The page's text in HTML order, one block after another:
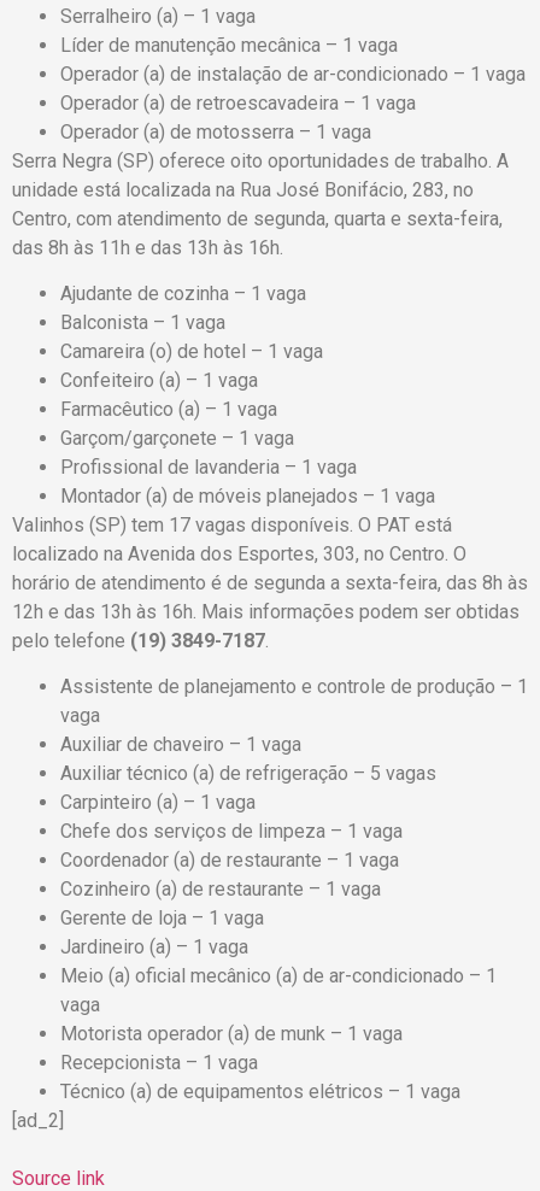
Serralheiro (a) – 1 vaga
Líder de manutenção mecânica – 1 vaga
Operador (a) de instalação de ar-condicionado – 1 vaga
Operador (a) de retroescavadeira – 1 vaga
Operador (a) de motosserra – 1 vaga
Serra Negra (SP) oferece oito oportunidades de trabalho. A
unidade está localizada na Rua José Bonifácio, 283, no
Centro, com atendimento de segunda, quarta e sexta-feira,
das 8h às 11h e das 13h às 16h.
Ajudante de cozinha – 1 vaga
Balconista – 1 vaga
Camareira (o) de hotel – 1 vaga
Confeiteiro (a) – 1 vaga
Farmacêutico (a) – 1 vaga
Garçom/garçonete – 1 vaga
Profissional de lavanderia – 1 vaga
Montador (a) de móveis planejados – 1 vaga
Valinhos (SP) tem 17 vagas disponíveis. O PAT está
localizado na Avenida dos Esportes, 303, no Centro. O
horário de atendimento é de segunda a sexta-feira, das 8h às
12h e das 13h às 16h. Mais informações podem ser obtidas
pelo telefone (19) 3849-7187.
Assistente de planejamento e controle de produção – 1
vaga
Auxiliar de chaveiro – 1 vaga
Auxiliar técnico (a) de refrigeração – 5 vagas
Carpinteiro (a) – 1 vaga
Chefe dos serviços de limpeza – 1 vaga
Coordenador (a) de restaurante – 1 vaga
Cozinheiro (a) de restaurante – 1 vaga
Gerente de loja – 1 vaga
Jardineiro (a) – 1 vaga
Meio (a) oficial mecânico (a) de ar-condicionado – 1
vaga
Motorista operador (a) de munk – 1 vaga
Recepcionista – 1 vaga
Técnico (a) de equipamentos elétricos – 1 vaga
[ad_2]
Source link